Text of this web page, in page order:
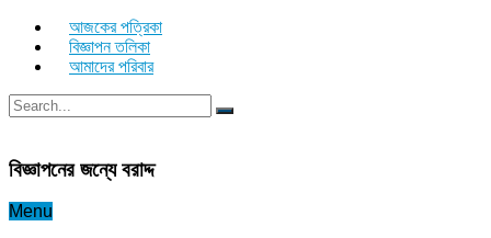
আজকের পত্রিকা
বিজ্ঞাপন তলিকা
আমাদের পরিবার
বিজ্ঞাপনের জন্যে বরাদ্দ
Menu